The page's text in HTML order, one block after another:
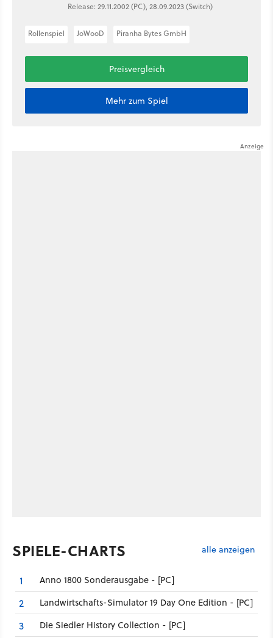
Release: 29.11.2002 (PC), 28.09.2023 (Switch)
Rollenspiel JoWooD Piranha Bytes GmbH
Preisvergleich
Mehr zum Spiel
SPIELE-CHARTS alle anzeigen
1 Anno 1800 Sonderausgabe - [PC]
2 Landwirtschafts-Simulator 19 Day One Edition - [PC]
3 Die Siedler History Collection - [PC]